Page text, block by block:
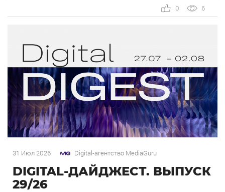
2025 года и объединивший концепцию дубайского
OSH с сетью «Урюк». Концепт строится […]
6
0
31 Июл 2026 Digital-агентство MediaGuru
DIGITAL-ДАЙДЖЕСТ. ВЫПУСК
29/26